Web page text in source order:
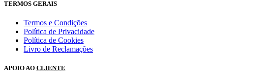
TERMOS GERAIS
Termos e Condições
Política de Privacidade
Política de Cookies
Livro de Reclamações
APOIO AO CLIENTE